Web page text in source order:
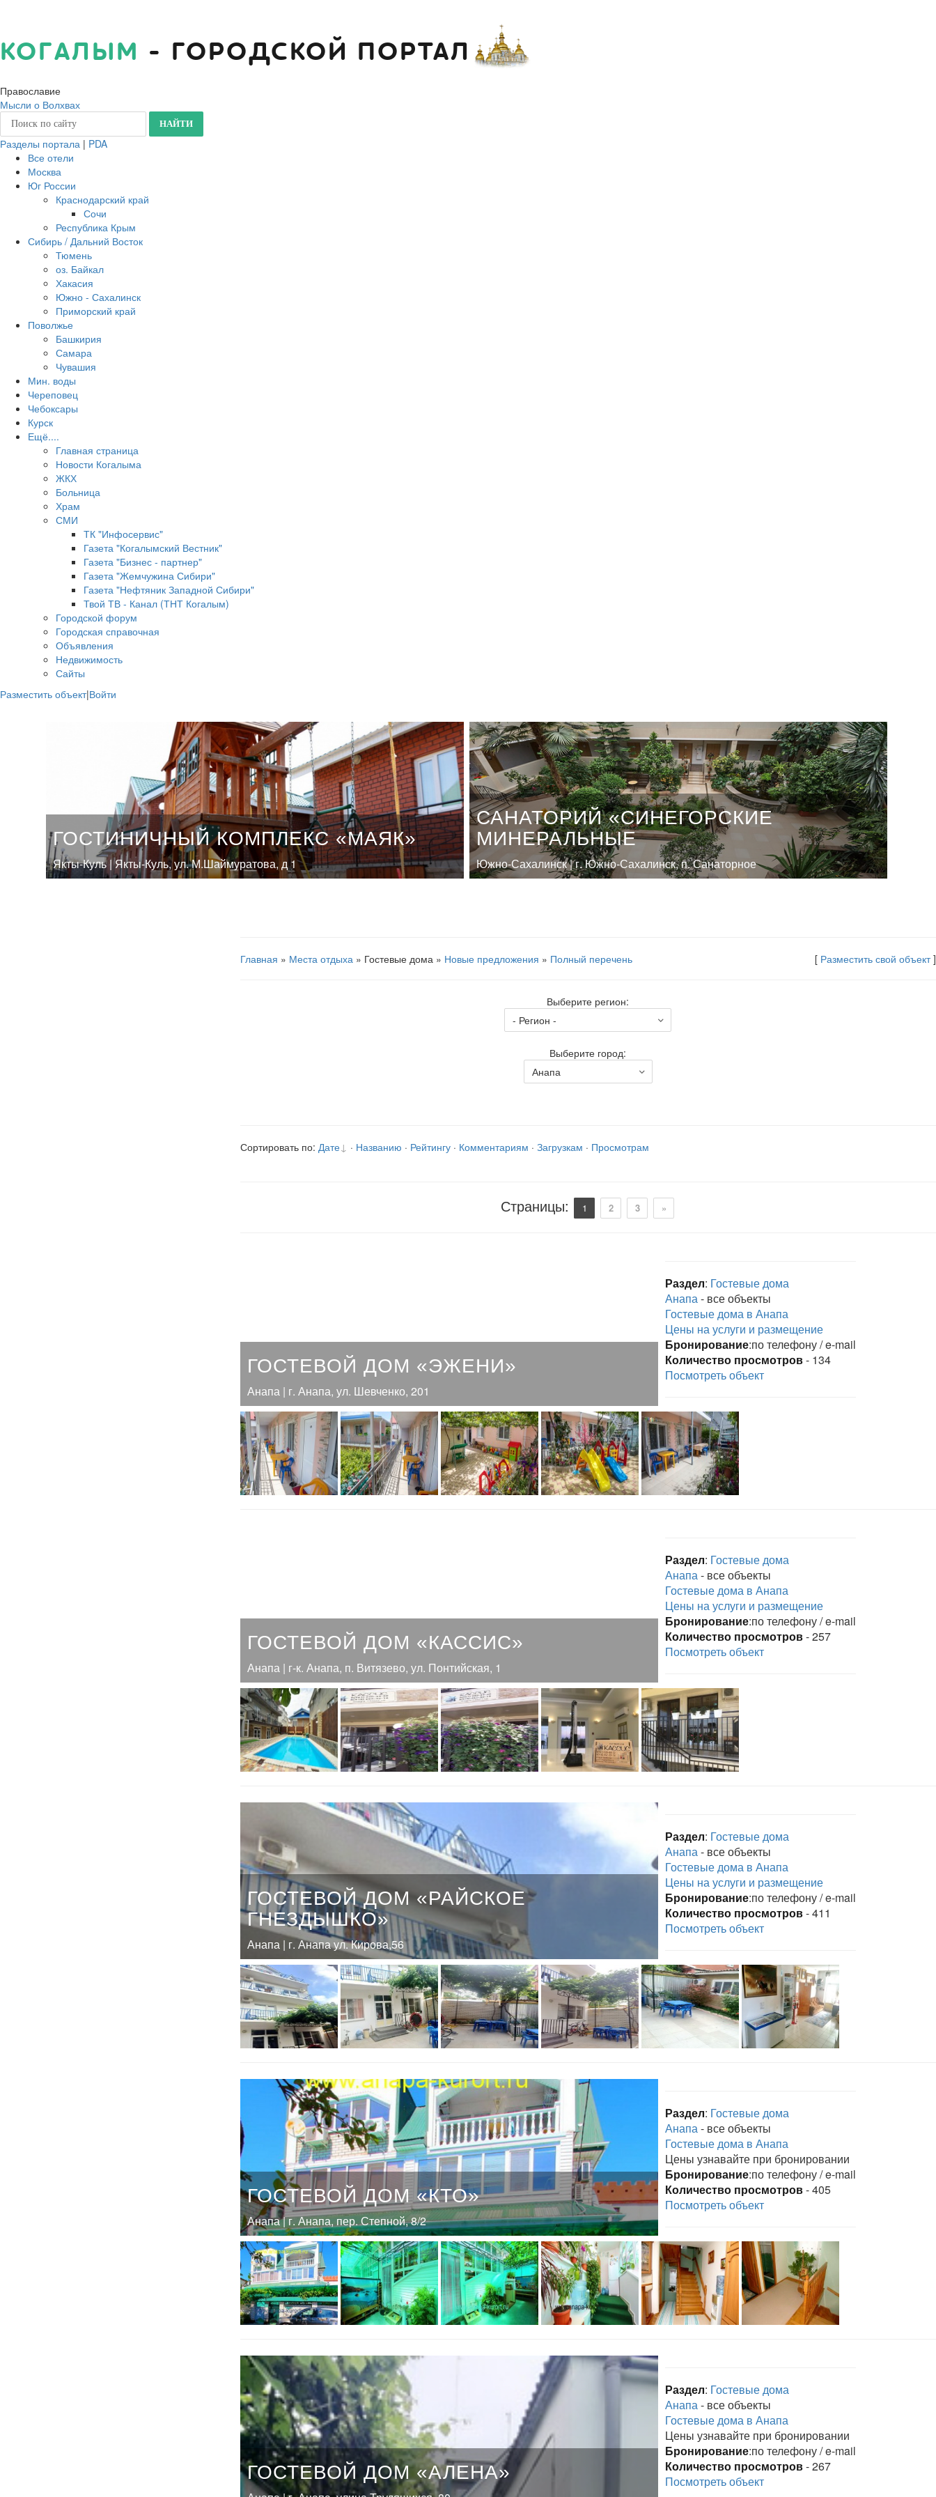
КОГАЛЫМ - ГОРОДСКОЙ ПОРТАЛ
Православие
Мысли о Волхвах
Разделы портала | PDA
Все отели
Москва
Юг России
Краснодарский край
Сочи
Республика Крым
Сибирь / Дальний Восток
Тюмень
оз. Байкал
Хакасия
Южно - Сахалинск
Приморский край
Поволжье
Башкирия
Самара
Чувашия
Мин. воды
Череповец
Чебоксары
Курск
Ещё....
Главная страница
Новости Когалыма
ЖКХ
Больница
Храм
СМИ
ТК "Инфосервис"
Газета "Когалымский Вестник"
Газета "Бизнес - партнер"
Газета "Жемчужина Сибири"
Газета "Нефтяник Западной Сибири"
Твой ТВ - Канал (ТНТ Когалым)
Городской форум
Городская справочная
Объявления
Недвижимость
Сайты
Разместить объект|Войти
ГОСТИНИЧНЫЙ КОМПЛЕКС «МАЯК»
Якты-Куль | Якты-Куль, ул. М.Шаймуратова, д 1
САНАТОРИЙ «СИНЕГОРСКИЕ
МИНЕРАЛЬНЫЕ
Южно‐Сахалинск | г. Южно‐Сахалинск, п. Санаторное
Главная » Места отдыха» Гостевые дома » Новые предложения » Полный перечень [ Разместить свой объект]
Выберите регион:
Выберите город:
Сортировать по: Дате · Названию · Рейтингу· Комментариям · Загрузкам · Просмотрам
Страницы: 1 2 3 »
ГОСТЕВОЙ ДОМ «ЭЖЕНИ»
Анапа | г. Анапа, ул. Шевченко, 201
Раздел: Гостевые дома
Анапа- все объекты
Гостевые дома в Анапа
Цены на услуги и размещение
Бронирование:по телефону / e-mail
Количество просмотров- 134
Посмотреть объект
ГОСТЕВОЙ ДОМ «КАССИС»
Анапа | г-к. Анапа, п. Витязево, ул. Понтийская, 1
Раздел: Гостевые дома
Анапа- все объекты
Гостевые дома в Анапа
Цены на услуги и размещение
Бронирование:по телефону / e-mail
Количество просмотров- 257
Посмотреть объект
ГОСТЕВОЙ ДОМ «РАЙСКОЕ
ГНЕЗДЫШКО»
Анапа | г. Анапа ул. Кирова,56
Раздел: Гостевые дома
Анапа- все объекты
Гостевые дома в Анапа
Цены на услуги и размещение
Бронирование:по телефону / e-mail
Количество просмотров- 411
Посмотреть объект
ГОСТЕВОЙ ДОМ «КТО»
Анапа | г. Анапа, пер. Степной, 8/2
Раздел: Гостевые дома
Анапа- все объекты
Гостевые дома в Анапа
Цены узнавайте при бронировании
Бронирование:по телефону / e-mail
Количество просмотров- 405
Посмотреть объект
ГОСТЕВОЙ ДОМ «АЛЕНА»
Раздел: Гостевые дома
Анапа- все объекты
Гостевые дома в Анапа
Цены узнавайте при бронировании
Бронирование:по телефону / e-mail
Количество просмотров- 267
Посмотреть объект